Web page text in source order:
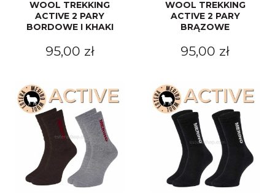
WOOL TREKKING
ACTIVE 2 PARY
BORDOWE I KHAKI
95,00 zł
WOOL TREKKING
ACTIVE 2 PARY
BRĄZOWE
95,00 zł